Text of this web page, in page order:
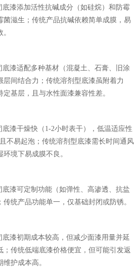
底漆添加活性抗碱成分（如硅烷）和防霉
菌滋生；传统产品抗碱依赖简单成膜，易
底漆适配多种基材（混凝土、石膏、旧涂
层间结合力；传统溶剂型底漆虽附着力
基层，且与水性面漆兼容性差。
底漆干燥快（1-2小时表干），低温适应性
不易起泡；传统溶剂型底漆需长时间通风
境下易成膜不良。
底漆可定制功能（如弹性、高渗透、抗盐
统产品功能单一，仅基础封闭或防锈。
底漆初期成本较高，但减少面漆用量并延
；传统低端底漆价格便宜，但可能引发返
护成本高。